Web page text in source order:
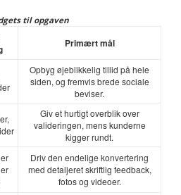
til opgaven
Primært mål
Opbyg øjeblikkelig tillid på hele
siden, og fremvis brede sociale
beviser.
Giv et hurtigt overblik over
valideringen, mens kunderne
kigger rundt.
Driv den endelige konvertering
med detaljeret skriftlig feedback,
fotos og videoer.